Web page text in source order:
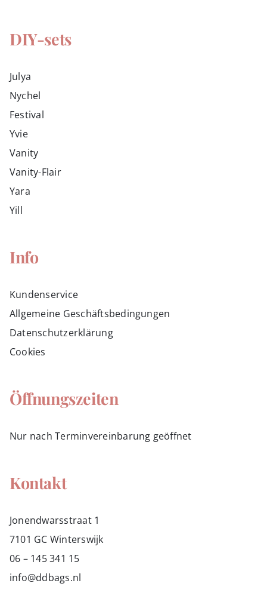
DIY-sets
Julya
Nychel
Festival
Yvie
Vanity
Vanity-Flair
Yara
Yill
Info
Kundenservice
Allgemeine Geschäftsbedingungen
Datenschutzerklärung
Cookies
Öffnungszeiten
Nur nach Terminvereinbarung geöffnet
Kontakt
Jonendwarsstraat 1
7101 GC Winterswijk
06 – 145 341 15
info@ddbags.nl